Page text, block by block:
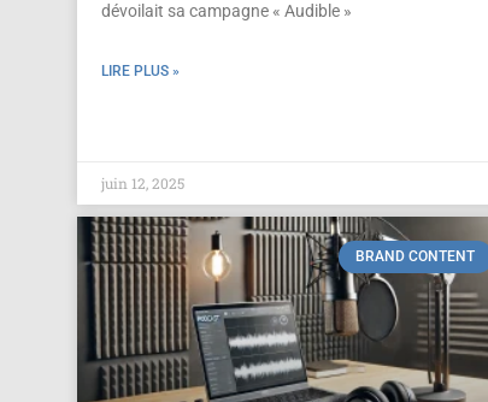
dévoilait sa campagne « Audible »
LIRE PLUS »
juin 12, 2025
BRAND CONTENT